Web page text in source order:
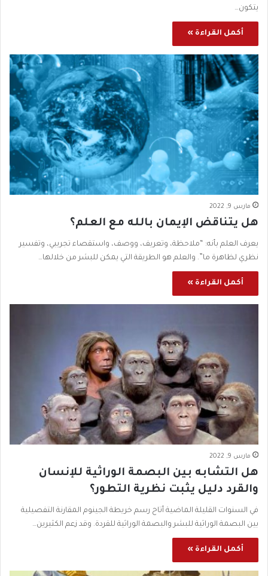
يتكون…
أكمل القراءة »
مارس 9, 2022
هل يتناقض الإيمان بالله مع العلم؟
يعرف العلم بأنه: “ملاحظة، وتعريف، ووصف، واستقصاء تجريبي، وتفسير
نظري لظاهرة ما”. والعلم هو الطريقة التي يمكن للبشر من خلالها…
أكمل القراءة »
مارس 9, 2022
هل التشابه بين البصمة الوراثية للإنسان
والقرد دليل يثبت نظرية التطور؟
في السنوات القليلة الماضية أتاح رسم خريطة الجينوم المقارنة التفصيلية
بين البصمة الوراثية للبشر والبصمة الوراثية للقردة. وقد زعم الكثيرين…
أكمل القراءة »